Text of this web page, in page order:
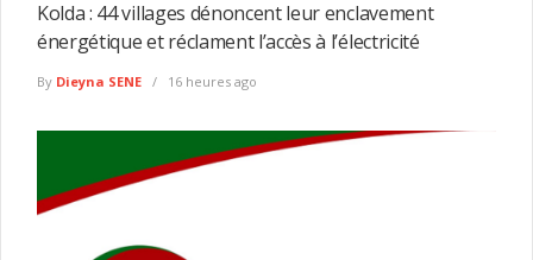
Kolda : 44 villages dénoncent leur enclavement
énergétique et réclament l’accès à l’électricité
By Dieyna SENE 16 heures ago